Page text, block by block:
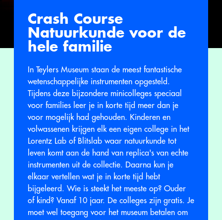
Crash Course
Natuurkunde voor de
hele familie
In Teylers Museum staan de meest fantastische
wetenschappelijke instrumenten opgesteld.
Tijdens deze bijzondere minicolleges speciaal
voor families leer je in korte tijd meer dan je
voor mogelijk had gehouden. Kinderen en
volwassenen krijgen elk een eigen college in het
Lorentz Lab of Blitslab waar natuurkunde tot
leven komt aan de hand van replica's van echte
instrumenten uit de collectie. Daarna kun je
elkaar vertellen wat je in korte tijd hebt
bijgeleerd. Wie is steekt het meeste op? Ouder
of kind? Vanaf 10 jaar. De colleges zijn gratis. Je
moet wel toegang voor het museum betalen om